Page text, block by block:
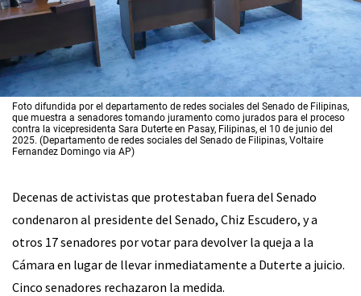
Foto difundida por el departamento de redes sociales del Senado de Filipinas,
que muestra a senadores tomando juramento como jurados para el proceso
contra la vicepresidenta Sara Duterte en Pasay, Filipinas, el 10 de junio del
2025. (Departamento de redes sociales del Senado de Filipinas, Voltaire
Fernandez Domingo via AP)
Decenas de activistas que protestaban fuera del Senado
condenaron al presidente del Senado, Chiz Escudero, y a
otros 17 senadores por votar para devolver la queja a la
Cámara en lugar de llevar inmediatamente a Duterte a juicio.
Cinco senadores rechazaron la medida.